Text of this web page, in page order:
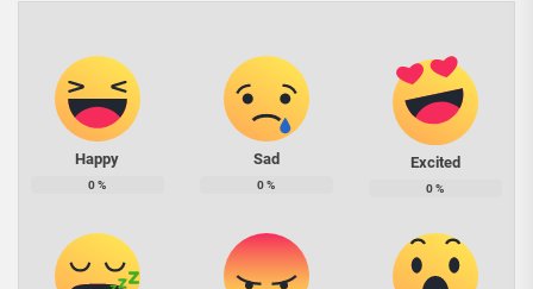
Happy
0%
Sad
0%
Excited
0%